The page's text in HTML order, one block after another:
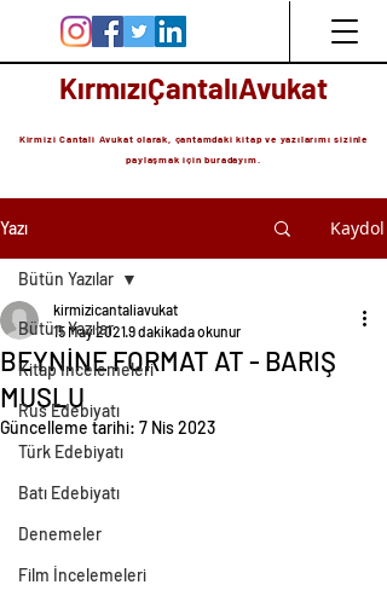
KırmızıÇantalıAvukat
Kirmizi Cantali Avukat olarak, çantamdaki kitap ve yazılarımı sizinle
paylaşmak için buradayım.
Yazı Kaydol
Bütün Yazılar
Kitap İncelemeleri
Rus Edebiyatı
Türk Edebiyatı
Batı Edebiyatı
Denemeler
Film İncelemeleri
Bütün Yazılar
BEYNİNE FORMAT AT - BARIŞ
MUSLU
kirmizicantaliavukat
15 May 20219 dakikada okunur
Güncelleme tarihi: 7 Nis 2023